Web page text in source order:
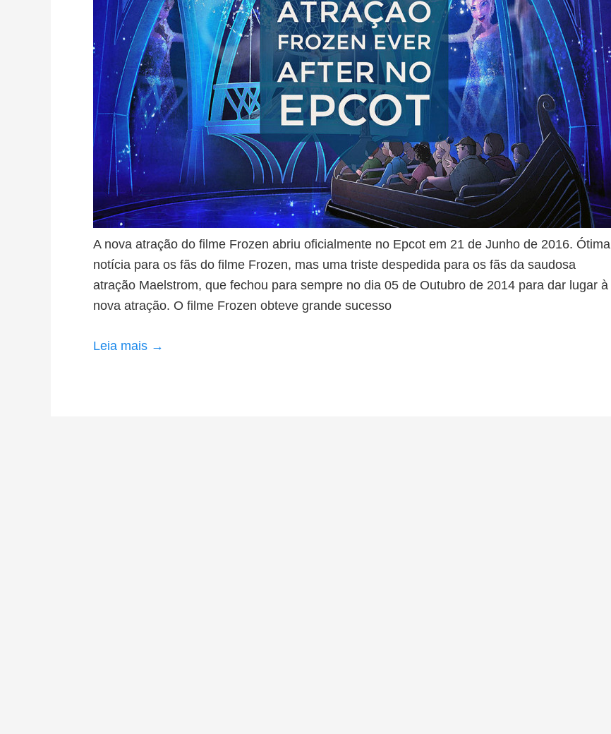
A nova atração do filme Frozen abriu oficialmente no Epcot em 21 de Junho de 2016. Ótima
notícia para os fãs do filme Frozen, mas uma triste despedida para os fãs da saudosa
atração Maelstrom, que fechou para sempre no dia 05 de Outubro de 2014 para dar lugar à
nova atração. O filme Frozen obteve grande sucesso
Leia mais →